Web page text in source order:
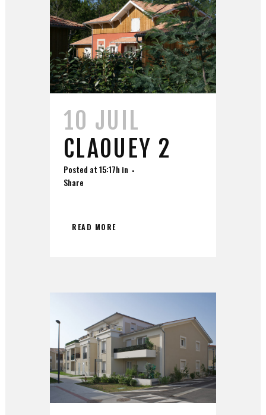
10 JUIL
CLAOUEY 2
Posted at 15:17h in
Share
READ MORE